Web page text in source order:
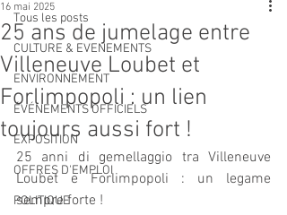
Tous les posts
CULTURE & EVENEMENTS
ENVIRONNEMENT
ÉVÉNEMENTS OFFICIELS
EXPOSITION
OFFRES D'EMPLOI
POLITIQUE
25 ans de jumelage entre
Villeneuve Loubet et
Forlimpopoli : un lien
toujours aussi fort !
16 mai 2025
25 anni di gemellaggio tra Villeneuve
Loubet e Forlimpopoli : un legame
sempre forte !